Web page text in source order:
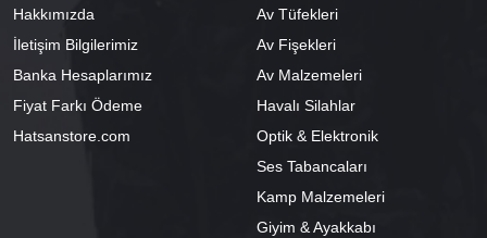
Hakkımızda
İletişim Bilgilerimiz
Banka Hesaplarımız
Fiyat Farkı Ödeme
Hatsanstore.com
Av Tüfekleri
Av Fişekleri
Av Malzemeleri
Havalı Silahlar
Optik & Elektronik
Ses Tabancaları
Kamp Malzemeleri
Giyim & Ayakkabı